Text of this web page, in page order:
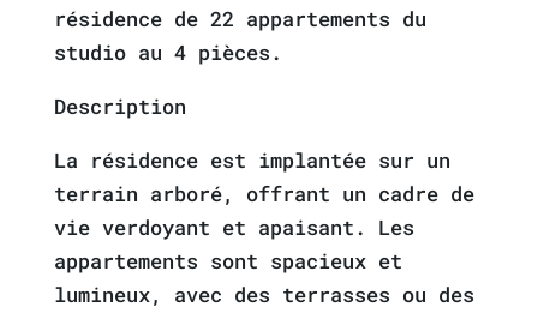
résidence de 22 appartements du
studio au 4 pièces.
Description
La résidence est implantée sur un
terrain arboré, offrant un cadre de
vie verdoyant et apaisant. Les
appartements sont spacieux et
lumineux, avec des terrasses ou des